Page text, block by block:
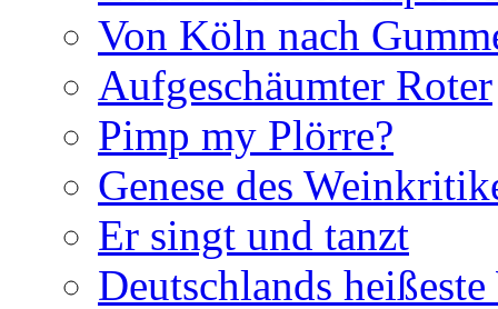
Von Köln nach
Aufgeschäumter Roter
Pimp my Plörre?
Genese des
Er singt und tanzt
Deutschlands heißeste